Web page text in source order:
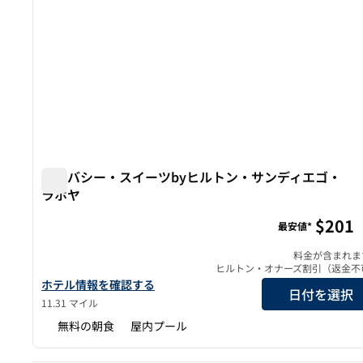
エンバシー・スイーツbyヒルトン・サンディエゴ・
ラホヤ
エンバシー・スイーツbyヒルトン・サンディエゴ・ラホヤの詳
ホテル情報を確認する
11.31 マイル
最安値* $201
料金が含まれま
ヒルトン・オナーズ割引（返金不
日付を選択
無料の朝食 屋内プール